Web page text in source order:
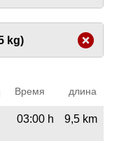
kg)
Время длина
03:00 h 9,5 km